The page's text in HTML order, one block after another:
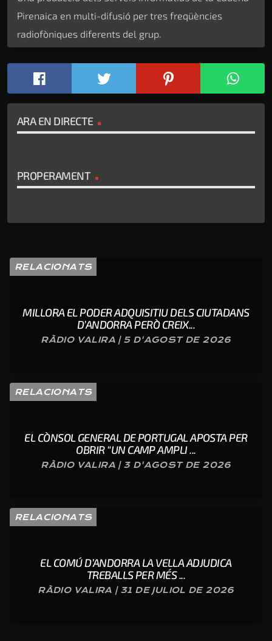
Pirenaica en multi-difusió per tres freqüències
radiofòniques diferents del grup.
ARA EN DIRECTE
PROPERAMENT
RELACIONATS
MILLORA EL PODER ADQUISITIU DELS CIUTADANS
D’ANDORRA PERÒ CREIX...
RÀDIO VALIRA | 5 D'AGOST DE 2026
RELACIONATS
EL CÒNSOL GENERAL DE PORTUGAL APOSTA PER
OBRIR “UN CAMP AMPLI ...
RÀDIO VALIRA | 3 D'AGOST DE 2026
RELACIONATS
EL COMÚ D’ANDORRA LA VELLA ADJUDICA
TREBALLS PER MÉS ...
RÀDIO VALIRA | 31 DE JULIOL DE 2026